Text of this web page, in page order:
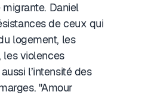
Daniel
de ceux qui
logement, les
les violences
l’intensité des
"Amour